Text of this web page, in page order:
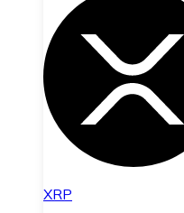
XRP